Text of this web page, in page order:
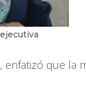
enfatizó que la